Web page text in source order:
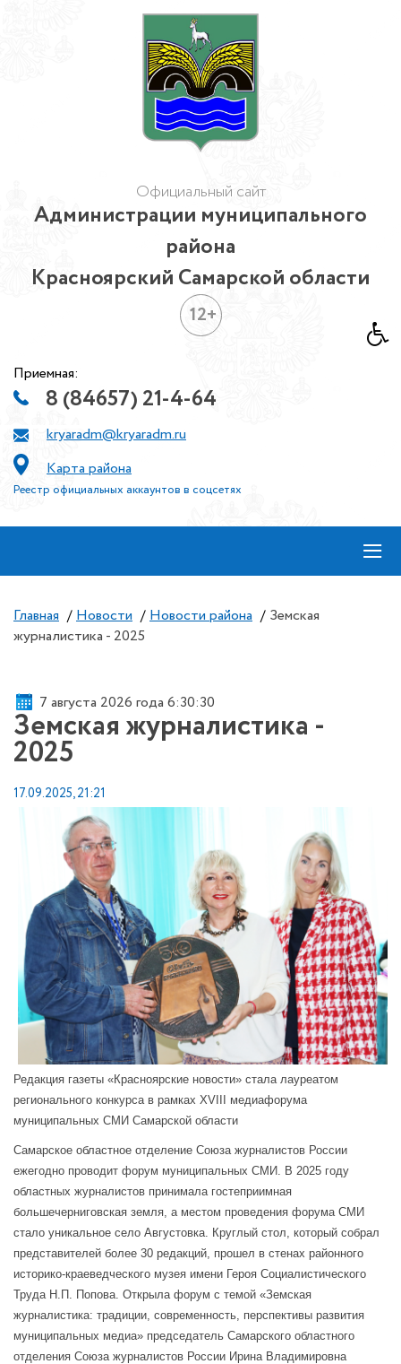
Официальный сайт
Администрации муниципального
района
Красноярский Самарской области
12+
Приемная:
8 (84657) 21-4-64
kryaradm@kryaradm.ru
Карта района
Реестр официальных аккаунтов в соцсетях
≡
Главная / Новости / Новости района / Земская
журналистика - 2025
7 августа 2026 года 6:30:30
Земская журналистика -
2025
17.09.2025, 21:21
Редакция газеты «Красноярские новости» стала лауреатом
регионального конкурса в рамках XVIII медиафорума
муниципальных СМИ Самарской области
Самарское областное отделение Союза журналистов России
ежегодно проводит форум муниципальных СМИ. В 2025 году
областных журналистов принимала гостеприимная
большечерниговская земля, а местом проведения форума СМИ
стало уникальное село Августовка. Круглый стол, который собрал
представителей более 30 редакций, прошел в стенах районного
историко-краеведческого музея имени Героя Социалистического
Труда Н.П. Попова. Открыла форум с темой «Земская
журналистика: традиции, современность, перспективы развития
муниципальных медиа» председатель Самарского областного
отделения Союза журналистов России Ирина Владимировна